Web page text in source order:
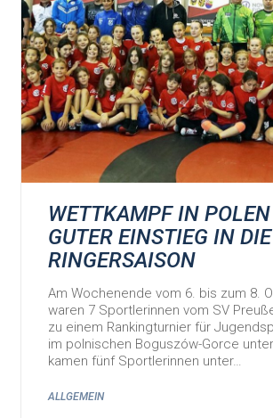
WETTKAMPF IN
GUTER EINSTIEG IN DIE
RINGERSAISON
Am Wochenende vom 6. bis zum 8.
waren 7 Sportlerinnen vom SV
zu einem Rankingturnier für
im polnischen Boguszów-Gorce
kamen fünf Sportlerinnen unter…
ALLGEMEIN